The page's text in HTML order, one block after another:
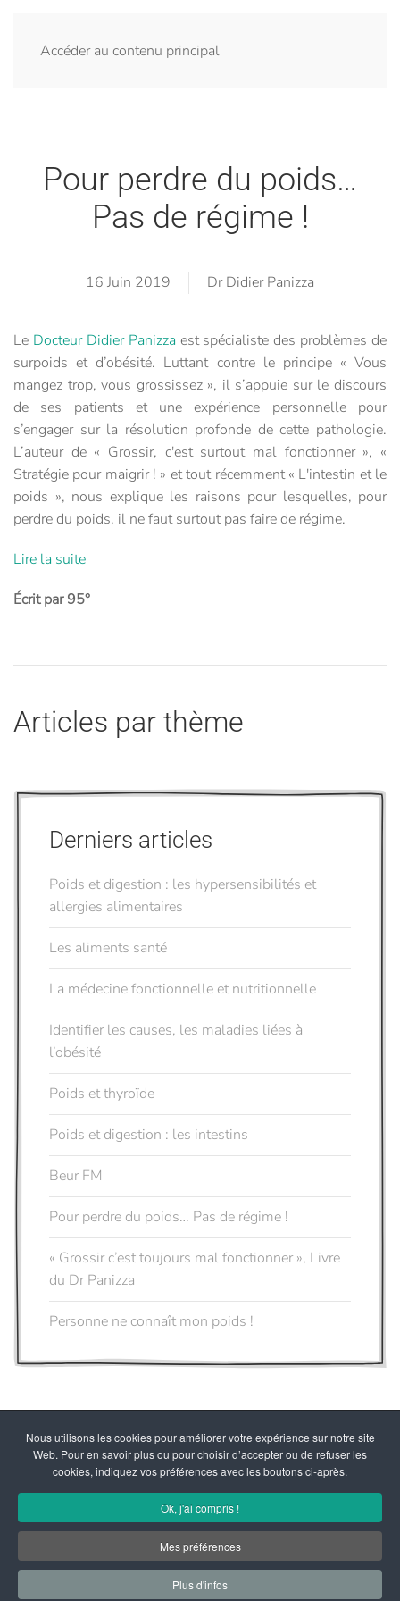
Nous utilisons les cookies pour améliorer votre expérience sur notre site
Web. Pour en savoir plus ou pour choisir d’accepter ou de refuser les
cookies, indiquez vos préférences avec les boutons ci-après.
Ok, j'ai compris !
Mes préférences
Plus d'infos
Accéder au contenu principal
Pour perdre du poids…
Pas de régime !
16 Juin 2019 Dr Didier Panizza
Le Docteur Didier Panizzaest spécialiste des problèmes de
surpoids et d’obésité. Luttant contre le principe « Vous
mangez trop, vous grossissez », il s’appuie sur le discours
de ses patients et une expérience personnelle pour
s’engager sur la résolution profonde de cette pathologie.
L’auteur de « Grossir, c'est surtout mal fonctionner », «
Stratégie pour maigrir ! » et tout récemment « L'intestin et le
poids », nous explique les raisons pour lesquelles, pour
perdre du poids, il ne faut surtout pas faire de régime.
Lire la suite
Écrit par 95°
Articles par thème
Derniers articles
Poids et digestion : les hypersensibilités et
allergies alimentaires
Les aliments santé
La médecine fonctionnelle et nutritionnelle
Identifier les causes, les maladies liées à
l’obésité
Poids et thyroïde
Poids et digestion : les intestins
Beur FM
Pour perdre du poids… Pas de régime !
« Grossir c’est toujours mal fonctionner », Livre
du Dr Panizza
Personne ne connaît mon poids !
© depuis 2011 - Docteur Didier Panizza, Tous droits réservés
Réalisation Géo Reflet
Politique de confidentialité & RGPD
SiteMap